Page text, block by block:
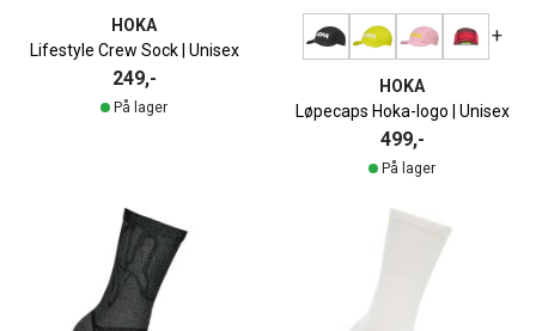
HOKA
Lifestyle Crew Sock | Unisex
249,-
På lager
+
HOKA
Løpecaps Hoka-logo | Unisex
499,-
På lager